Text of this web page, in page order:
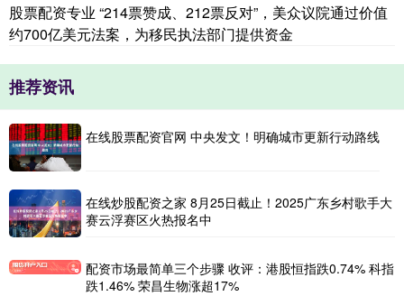
股票配资专业 “214票赞成、212票反对”，美众议院通过价值
约700亿美元法案，为移民执法部门提供资金
推荐资讯
在线股票配资官网 中央发文！明确城市更新行动路线
在线炒股配资之家 8月25日截止！2025广东乡村歌手大
赛云浮赛区火热报名中
配资市场最简单三个步骤 收评：港股恒指跌0.74% 科指
跌1.46% 荣昌生物涨超17%